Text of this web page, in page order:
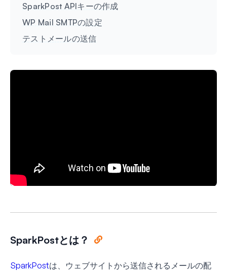
SparkPost APIキーの作成
WP Mail SMTPの設定
テストメールの送信
SparkPostとは？
SparkPostは、ウェブサイトから送信されるメールの配